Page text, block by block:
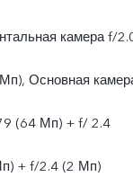
камера f/
Основная
(64 Мп) + f/ 2.4
+ f/2.4 (2 Мп)